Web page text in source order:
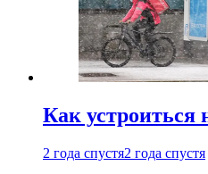
Как устроиться
2 года спустя2 года спустя